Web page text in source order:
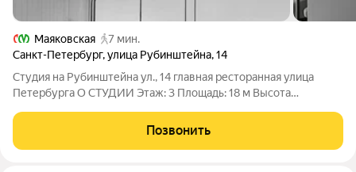
Маяковская
7 мин.
Санкт-Петербург,улица Рубинштейна,14
Студия на Рубинштейна ул., 14 главная ресторанная улица
Петербурга О СТУДИИ Этаж: 3 Площадь: 18 м Высота
центр, главная ресторанная улица Петербурга) Метро:
Позвонить